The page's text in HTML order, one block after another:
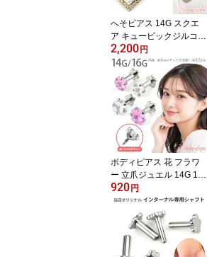
へそピアス 14G スクエ
ア キュービックジルコニ
ア CZ ネイブル ボディピ
アス バナナバーベル サ
ージカルステンレス ゴー
ルド シルバー レディー
ス 金属アレルギー対応
つけっぱなし
2,200円
ボディピアス 花 フラワ
ー 立爪ジュエル 14G 16
G 内径5mm 花型ディス
ク ラブレットスタッド
インターナル ネジ山 軟
骨ピアス サージカルステ
ンレス 【立爪ジュエルシ
リーズ】
920円